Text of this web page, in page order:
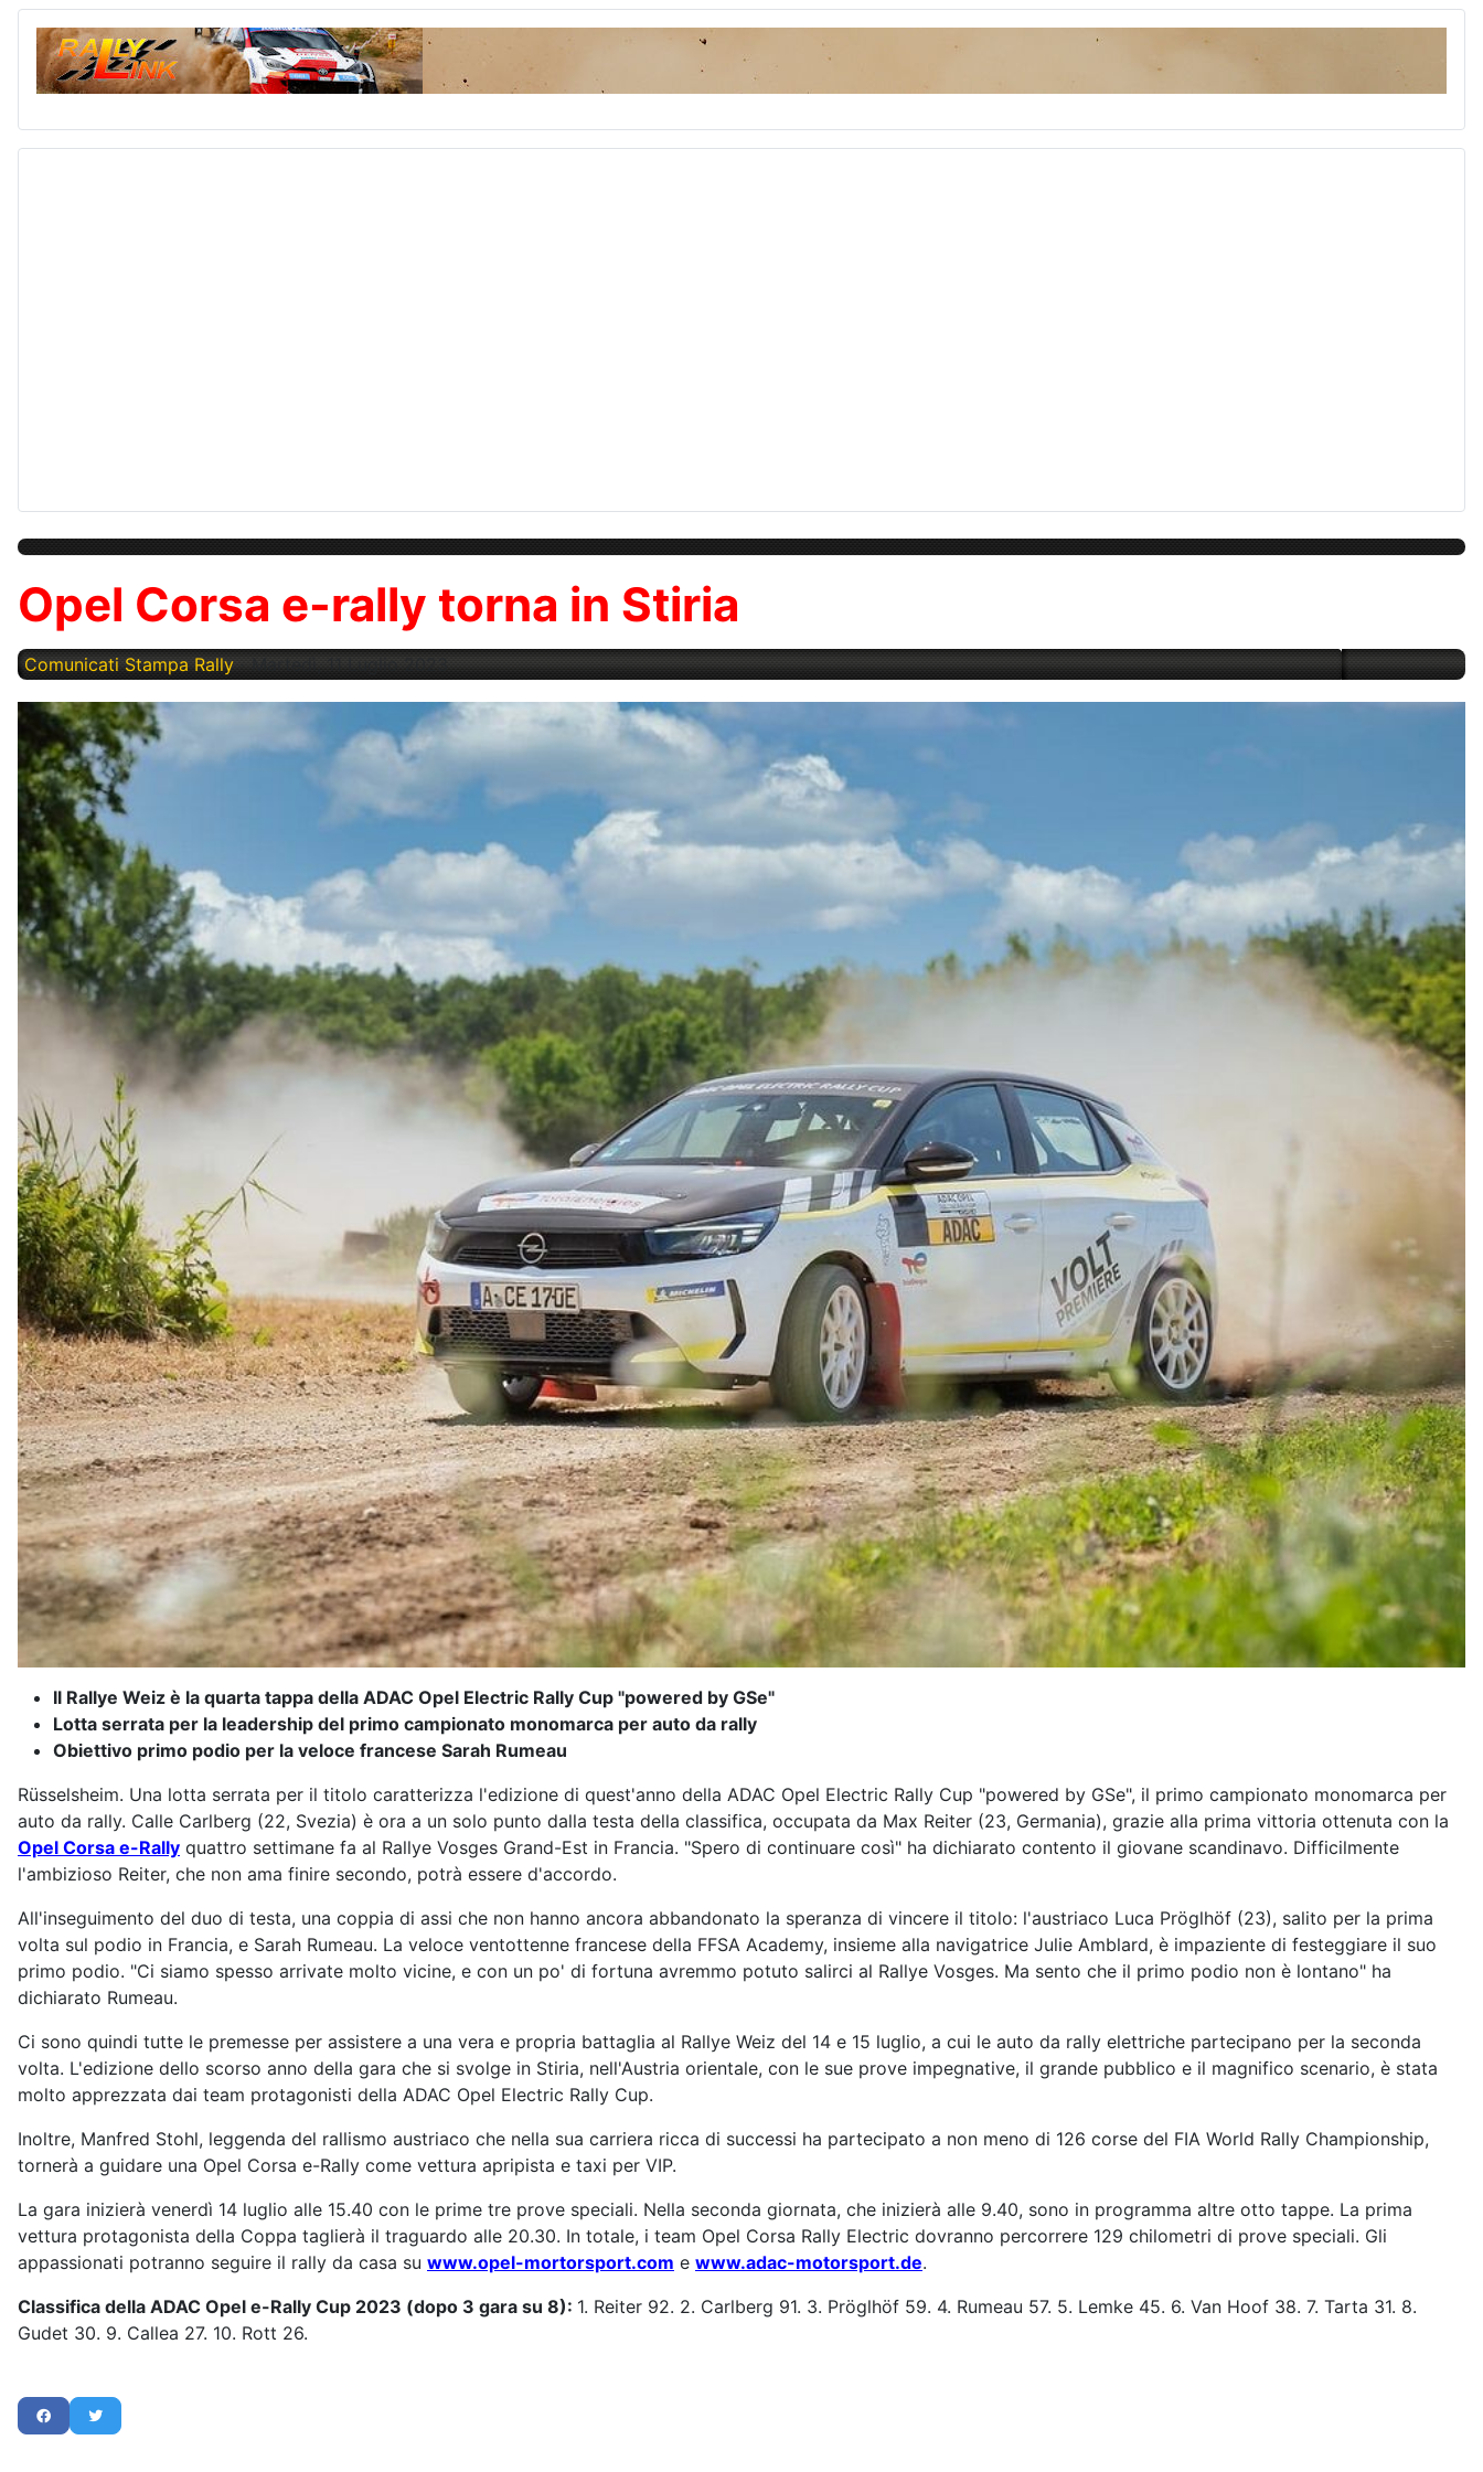
Opel Corsa e-rally torna in Stiria
Comunicati Stampa Rally Martedì, 11 Luglio 2023
Il Rallye Weiz è la quarta tappa della ADAC Opel Electric Rally Cup "powered by GSe"
Lotta serrata per la leadership del primo campionato monomarca per auto da rally
Obiettivo primo podio per la veloce francese Sarah Rumeau
Rüsselsheim. Una lotta serrata per il titolo caratterizza l'edizione di quest'anno della ADAC Opel Electric Rally Cup "powered by GSe", il primo campionato monomarca per
auto da rally. Calle Carlberg (22, Svezia) è ora a un solo punto dalla testa della classifica, occupata da Max Reiter (23, Germania), grazie alla prima vittoria ottenuta con la
Opel Corsa e-Rally quattro settimane fa al Rallye Vosges Grand-Est in Francia. "Spero di continuare così" ha dichiarato contento il giovane scandinavo. Difficilmente
l'ambizioso Reiter, che non ama finire secondo, potrà essere d'accordo.
All'inseguimento del duo di testa, una coppia di assi che non hanno ancora abbandonato la speranza di vincere il titolo: l'austriaco Luca Pröglhöf (23), salito per la prima
volta sul podio in Francia, e Sarah Rumeau. La veloce ventottenne francese della FFSA Academy, insieme alla navigatrice Julie Amblard, è impaziente di festeggiare il suo
primo podio. "Ci siamo spesso arrivate molto vicine, e con un po' di fortuna avremmo potuto salirci al Rallye Vosges. Ma sento che il primo podio non è lontano" ha
dichiarato Rumeau.
Ci sono quindi tutte le premesse per assistere a una vera e propria battaglia al Rallye Weiz del 14 e 15 luglio, a cui le auto da rally elettriche partecipano per la seconda
volta. L'edizione dello scorso anno della gara che si svolge in Stiria, nell'Austria orientale, con le sue prove impegnative, il grande pubblico e il magnifico scenario, è stata
molto apprezzata dai team protagonisti della ADAC Opel Electric Rally Cup.
Inoltre, Manfred Stohl, leggenda del rallismo austriaco che nella sua carriera ricca di successi ha partecipato a non meno di 126 corse del FIA World Rally Championship,
tornerà a guidare una Opel Corsa e-Rally come vettura apripista e taxi per VIP.
La gara inizierà venerdì 14 luglio alle 15.40 con le prime tre prove speciali. Nella seconda giornata, che inizierà alle 9.40, sono in programma altre otto tappe. La prima
vettura protagonista della Coppa taglierà il traguardo alle 20.30. In totale, i team Opel Corsa Rally Electric dovranno percorrere 129 chilometri di prove speciali. Gli
appassionati potranno seguire il rally da casa su www.opel-mortorsport.com e www.adac-motorsport.de.
Classifica della ADAC Opel e-Rally Cup 2023 (dopo 3 gara su 8): 1. Reiter 92. 2. Carlberg 91. 3. Pröglhöf 59. 4. Rumeau 57. 5. Lemke 45. 6. Van Hoof 38. 7. Tarta 31. 8.
Gudet 30. 9. Callea 27. 10. Rott 26.